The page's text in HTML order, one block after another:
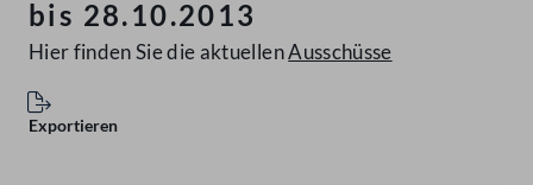
bis 28.10.2013
Hier finden Sie die aktuellenAusschüsse
Exportieren